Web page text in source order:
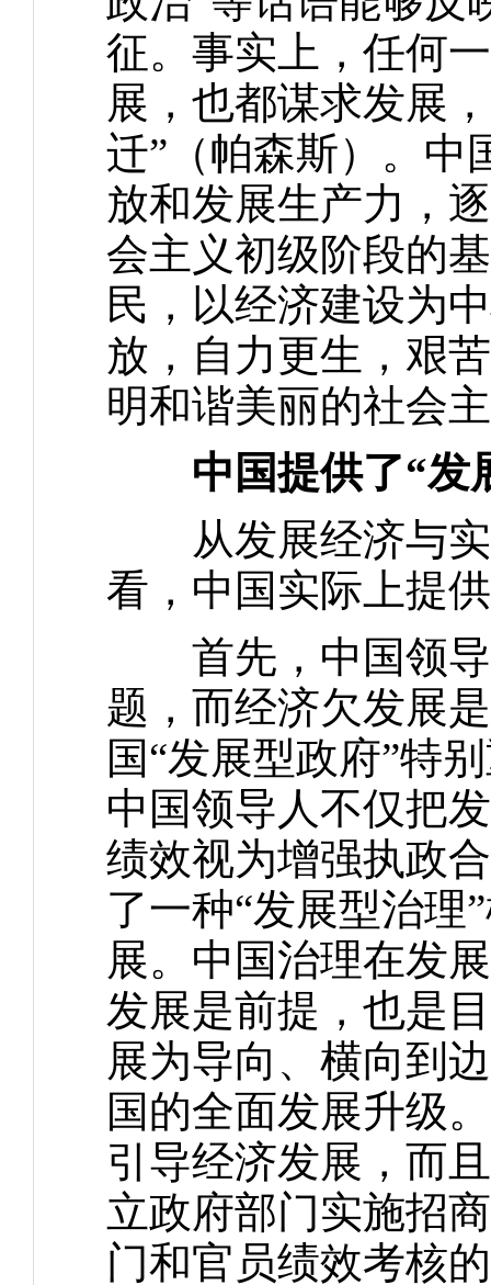
征。事实上，任何
展，也都谋求发展
迁”（帕森斯）。中
放和发展生产力，
会主义初级阶段的
民，以经济建设为
放，自力更生，艰
明和谐美丽的社会
中国提供了“发
从发展经济与实
看，中国实际上提
首先，中国领导
题，而经济欠发展
国“发展型政府”特
中国领导人不仅把
绩效视为增强执政
了一种“发展型治
展。中国治理在发
发展是前提，也是
展为导向、横向到
国的全面发展升级
引导经济发展，而
立政府部门实施招
门和官员绩效考核